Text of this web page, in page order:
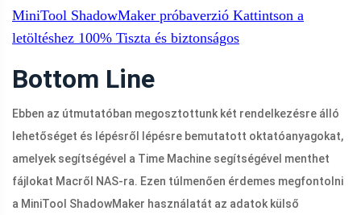
MiniTool ShadowMaker próbaverzió Kattintson a
letöltéshez 100% Tiszta és biztonságos
Bottom Line
Ebben az útmutatóban megosztottunk két rendelkezésre álló
lehetőséget és lépésről lépésre bemutatott oktatóanyagokat,
amelyek segítségével a Time Machine segítségével menthet
fájlokat Macről NAS-ra. Ezen túlmenően érdemes megfontolni
a MiniTool ShadowMaker használatát az adatok külső